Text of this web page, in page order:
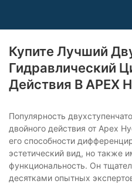
Купите Лучший
Гидравлический
Действия В APEX
Популярность
двойного действия от Apex
его способности
эстетический вид, но также
функциональность. Он
десятками опытных